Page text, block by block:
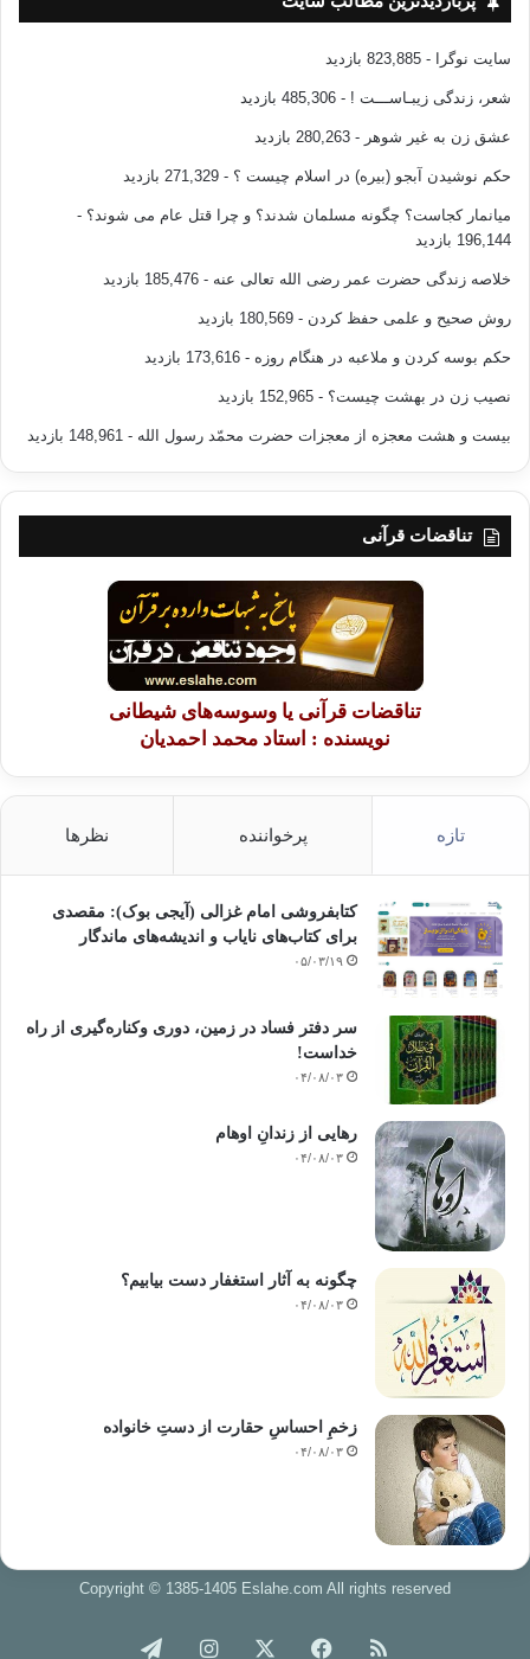
سایت نوگرا - 823,885 بازدید
شعر، زندگی زیبـاســـت ! - 485,306 بازدید
عشق زن به غیر شوهر - 280,263 بازدید
حکم نوشیدن آبجو (بیره) در اسلام چیست ؟ - 271,329 بازدید
میانمار کجاست؟ چگونه مسلمان شدند؟ و چرا قتل عام می شوند؟ -
196,144 بازدید
خلاصه زندگی حضرت عمر رضی الله تعالی عنه - 185,476 بازدید
روش صحیح و علمی حفظ کردن - 180,569 بازدید
حکم بوسه کردن و ملاعبه در هنگام روزه - 173,616 بازدید
نصیب زن در بهشت چیست؟ - 152,965 بازدید
بیست و هشت معجزه از معجزات حضرت محمّد رسول الله - 148,961 بازدید
تناقضات قرآنی
تناقضات قرآنی یا وسوسه‌های شیطانی
نویسنده : استاد محمد احمدیان
تازه پرخواننده نظرها
کتابفروشی امام غزالی (آیجی بوک): مقصدی
برای کتاب‌های نایاب و اندیشه‌های ماندگار
۰۵/۰۳/۱۹
سر دفتر فساد در زمین‌، دوری وکناره‌گیری از راه
خداست‌!
۰۴/۰۸/۰۳
رهایی از زندانِ اوهام
۰۴/۰۸/۰۳
چگونه به آثار استغفار دست بیابیم؟
۰۴/۰۸/۰۳
زخمِ احساسِ حقارت از دستِ خانواده
۰۴/۰۸/۰۳
Copyright © 1385-1405 Eslahe.com All rights reserved
خوراک فیس اینستاگرام